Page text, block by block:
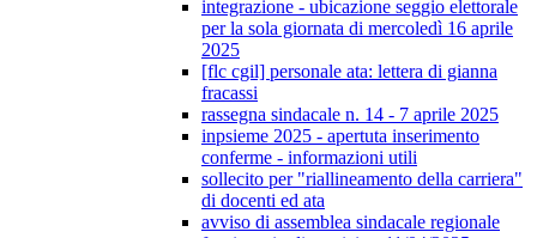
integrazione - ubicazione seggio elettorale
per la sola giornata di mercoledì 16 aprile
2025
[flc cgil] personale ata: lettera di gianna
fracassi
rassegna sindacale n. 14 - 7 aprile 2025
inpsieme 2025 - apertuta inserimento
conferme - informazioni utili
sollecito per "riallineamento della carriera"
di docenti ed ata
avviso di assemblea sindacale regionale